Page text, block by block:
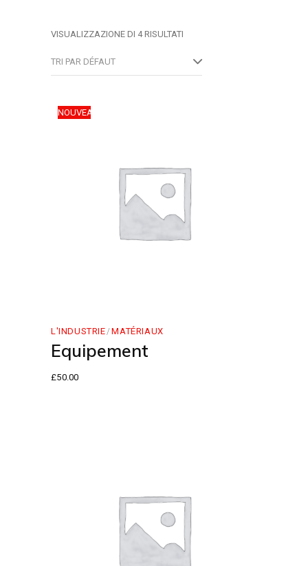
VISUALIZZAZIONE DI 4 RISULTATI
TRI PAR DÉFAUT
NOUVEAU
L'INDUSTRIE MATÉRIAUX
Equipement
£50.00